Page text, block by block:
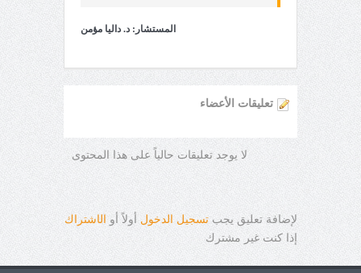
المستشار: د. داليا مؤمن
تعليقات الأعضاء
لا يوجد تعليقات حالياً على هذا المحتوى
لإضافة تعليق يجب تسجيل الدخول أولاً أو الاشتراك
إذا كنت غير مشترك